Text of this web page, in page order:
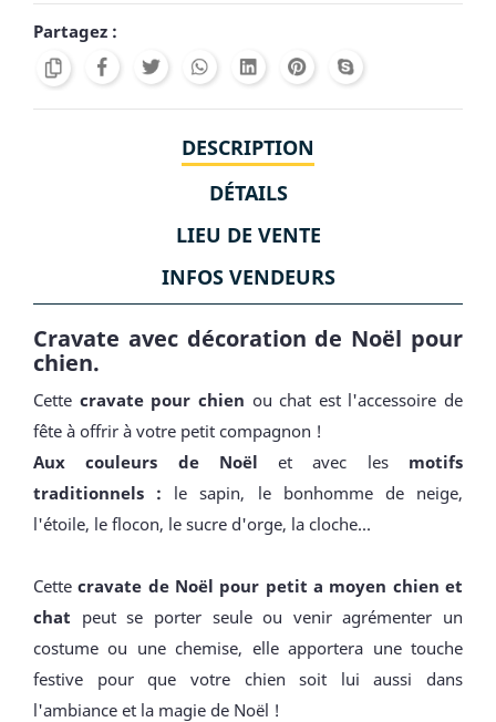
Partagez :
DESCRIPTION
DÉTAILS
LIEU DE VENTE
INFOS VENDEURS
Cravate avec décoration de Noël pour
chien.
Cette cravate pour chien ou chat est l'accessoire de
fête à offrir à votre petit compagnon !
Aux couleurs de Noëlet avec les motifs
traditionnels : le sapin, le bonhomme de neige,
l'étoile, le flocon, le sucre d'orge, la cloche...
Cettecravate de Noël pour petit a moyen chien et
chat peut se porter seule ou venir agrémenter un
costume ou une chemise, elle apportera une touche
festive pour que votre chien soit lui aussi dans
l'ambiance et la magie de Noël !